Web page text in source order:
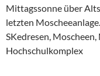
Mittagssonne über
letzten
SKedresen,
Hochschulkomplex